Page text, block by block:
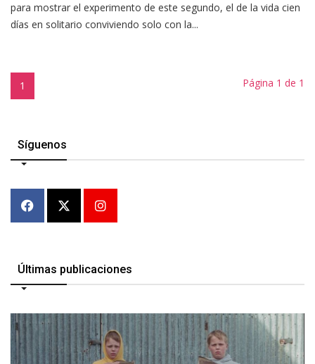
para mostrar el experimento de este segundo, el de la vida cien
días en solitario conviviendo solo con la...
1 Página 1 de 1
Síguenos
Últimas publicaciones